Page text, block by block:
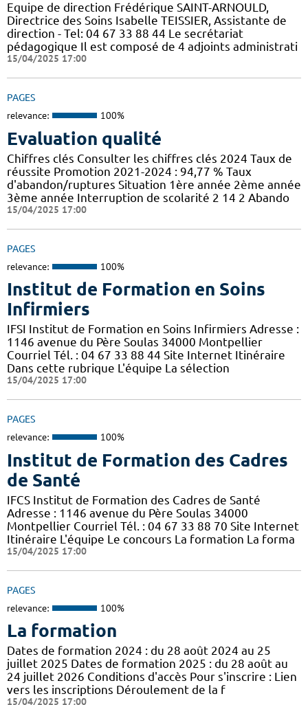
Equipe de direction Frédérique SAINT-ARNOULD,
Directrice des Soins Isabelle TEISSIER, Assistante de
direction - Tel: 04 67 33 88 44 Le secrétariat
pédagogique Il est composé de 4 adjoints administrati
15/04/2025 17:00
PAGES
relevance: 100%
Evaluation qualité
Chiffres clés Consulter les chiffres clés 2024 Taux de
réussite Promotion 2021-2024 : 94,77 % Taux
d'abandon/ruptures Situation 1ère année 2ème année
3ème année Interruption de scolarité 2 14 2 Abando
15/04/2025 17:00
PAGES
relevance: 100%
Institut de Formation en Soins
Infirmiers
IFSI Institut de Formation en Soins Infirmiers Adresse :
1146 avenue du Père Soulas 34000 Montpellier
Courriel Tél. : 04 67 33 88 44 Site Internet Itinéraire
Dans cette rubrique L'équipe La sélection
15/04/2025 17:00
PAGES
relevance: 100%
Institut de Formation des Cadres
de Santé
IFCS Institut de Formation des Cadres de Santé
Adresse : 1146 avenue du Père Soulas 34000
Montpellier Courriel Tél. : 04 67 33 88 70 Site Internet
Itinéraire L'équipe Le concours La formation La forma
15/04/2025 17:00
PAGES
relevance: 100%
La formation
Dates de formation 2024 : du 28 août 2024 au 25
juillet 2025 Dates de formation 2025 : du 28 août au
24 juillet 2026 Conditions d'accès Pour s'inscrire : Lien
vers les inscriptions Déroulement de la f
15/04/2025 17:00